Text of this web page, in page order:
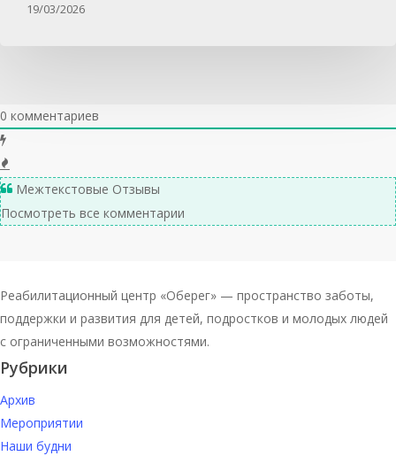
19/03/2026
0 комментариев
Межтекстовые Отзывы
Посмотреть все комментарии
Реабилитационный центр «Оберег» — пространство заботы,
поддержки и развития для детей, подростков и молодых людей
с ограниченными возможностями.
Рубрики
Архив
Мероприятии
Наши будни